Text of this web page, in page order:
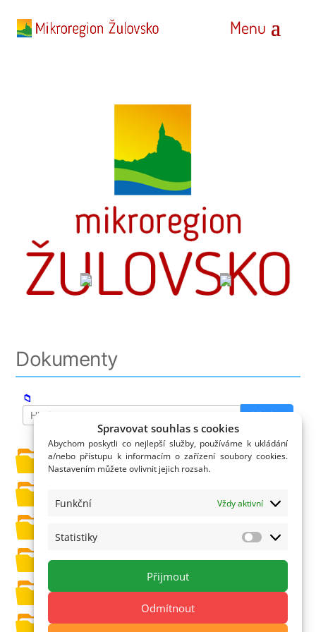
Spravovat souhlas s cookies
Abychom poskytli co nejlepší služby, používáme k ukládání
a/nebo přístupu k informacím o zařízení soubory cookies.
Nastavením můžete ovlivnit jejich rozsah.
Funkční Vždy aktivní
Statistiky Statistiky
Přijmout
Odmítnout
Dokumenty
📁
Hledat
Dokumenty
Rozpočet Mikroregionu Žulovska
Veřejné zakázky
Závěrečný účet Mikroregionu Žulovska